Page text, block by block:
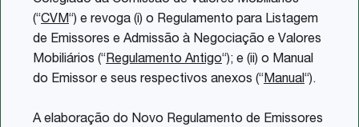
(“CVM“) e revoga (i) o Regulamento para Listagem
de Emissores e Admissão à Negociação e Valores
Mobiliários (“Regulamento Antigo“); e (ii) o Manual
do Emissor e seus respectivos anexos (“Manual“).
A elaboração do Novo Regulamento de Emissores